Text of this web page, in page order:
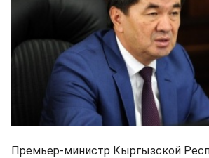
Премьер-министр Кыргызской